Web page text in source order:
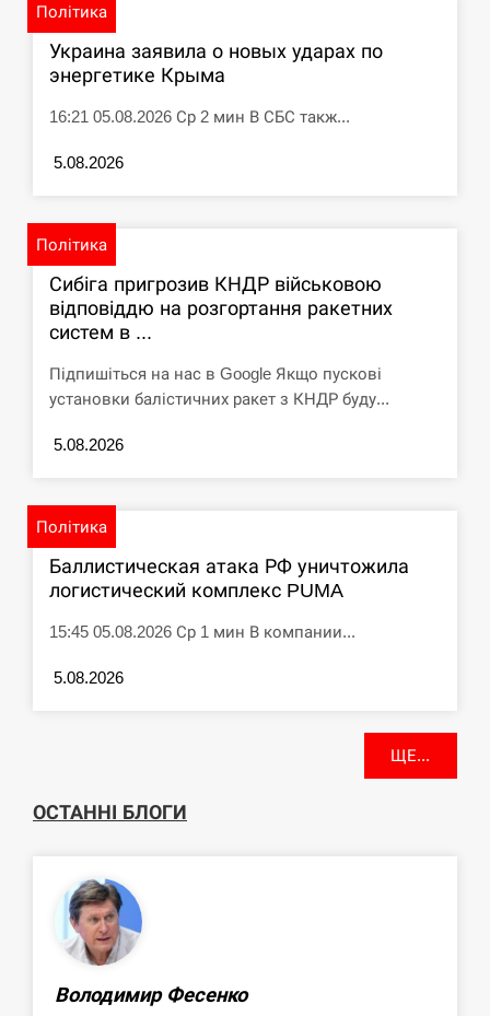
Політика
Украина заявила о новых ударах по
энергетике Крыма
16:21 05.08.2026 Ср 2 мин В СБС такж...
5.08.2026
Політика
Сибіга пригрозив КНДР військовою
відповіддю на розгортання ракетних
систем в ...
Підпишіться на нас в Google Якщо пускові
установки балістичних ракет з КНДР буду...
5.08.2026
Політика
Баллистическая атака РФ уничтожила
логистический комплекс PUMA
15:45 05.08.2026 Ср 1 мин В компании...
5.08.2026
ЩЕ...
ОСТАННІ БЛОГИ
Володимир Фесенко